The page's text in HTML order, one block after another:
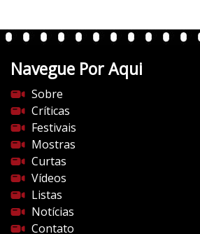
n
e
d
o
c
i
n
e
m
a
Navegue Por Aqui
Sobre
Críticas
Festivais
Mostras
Curtas
Vídeos
Listas
Notícias
Contato